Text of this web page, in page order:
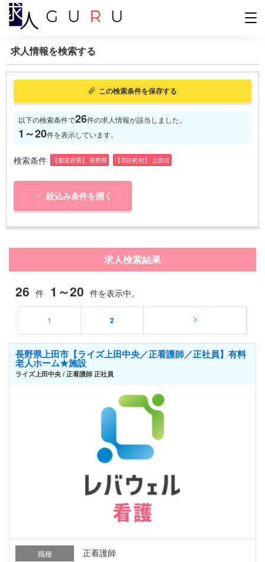
求人情報を検索する
この検索条件を保存する
以下の検索条件で26件の求人情報が該当しました。
1～20件を表示しています。
検索条件 【都道府県】 長野県 【市区町村】 上田市
絞込み条件を開く
求人検索結果
26 件 1～20 件を表示中。
1 2
長野県上田市【ライズ上田中央／正看護師／正社員】有料
老人ホーム★施設
ライズ上田中央 / 正看護師 正社員
職種 正看護師